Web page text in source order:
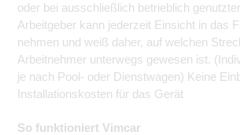
oder bei ausschließlich betrieblich
Arbeitgeber kann jederzeit Einsicht in das
nehmen und weiß daher, auf welchen
Arbeitnehmer unterwegs gewesen ist.
je nach Pool- oder Dienstwagen) Keine
Installationskosten für das Gerät
So funktioniert Vimcar